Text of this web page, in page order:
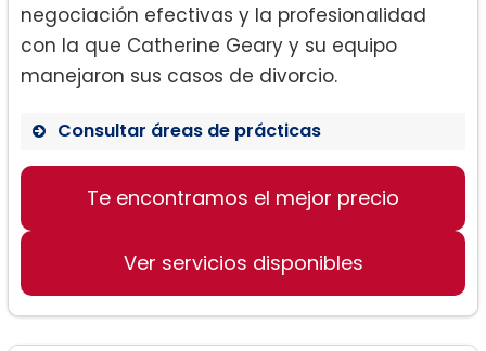
negociación efectivas y la profesionalidad
con la que Catherine Geary y su equipo
manejaron sus casos de divorcio.
Consultar áreas de prácticas
Derecho de Familia
Modificación Zonal
Arbitraje y Mediación
Te encontramos el mejor precio
Ver servicios disponibles